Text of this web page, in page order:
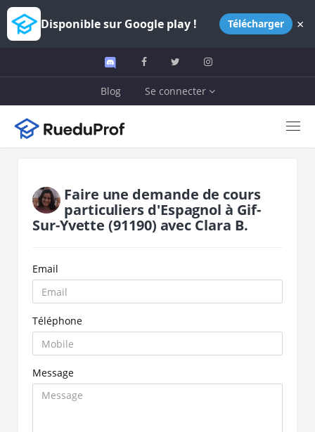
Disponible sur Google play ! Télécharger ×
Blog Se connecter
Faire une demande de cours
particuliers d'Espagnol à Gif-
Sur-Yvette(91190) avec Clara B.
Email
Téléphone
Message